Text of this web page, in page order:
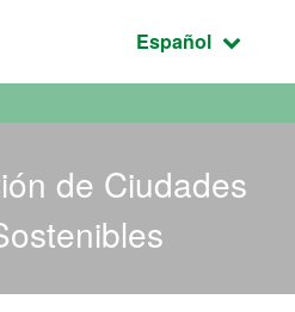
Idioma
Español
de Ciudades